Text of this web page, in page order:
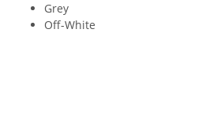
Grey
Off-White